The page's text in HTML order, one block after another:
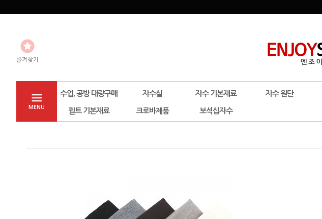
즐겨찾기
MENU
수업, 공방 대량구매 자수실 자수 기본재료 자수 원단
퀼트 기본재료
크로바제품 보석십자수